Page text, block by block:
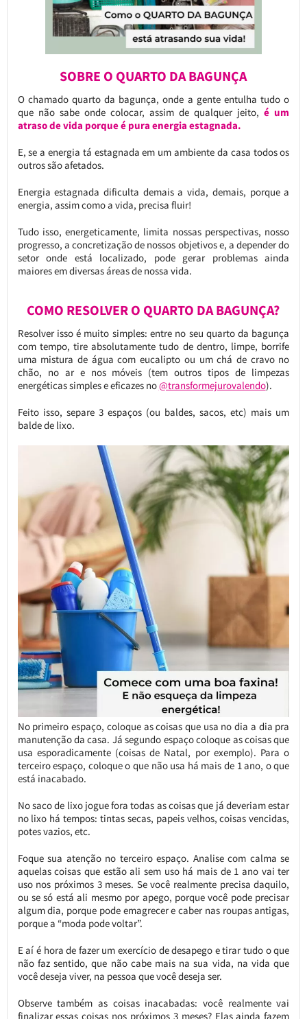
SOBRE O QUARTO DA BAGUNÇA
O chamado quarto da bagunça, onde a gente entulha tudo o
que não sabe onde colocar, assim de qualquer jeito, é um
atraso de vida porqueé pura energia estagnada.
E, se a energia tá estagnada em um ambiente da casa todos os
outros são afetados.
Energia estagnada dificulta demais a vida, demais, porque a
energia, assim como a vida, precisa fluir!
Tudo isso, energeticamente, limita nossas perspectivas, nosso
progresso, a concretização de nossos objetivos e, a depender do
setor onde está localizado, pode gerar problemas ainda
maiores em diversas áreas de nossa vida.
COMO RESOLVER O QUARTO DA BAGUNÇA?
Resolver isso é muito simples: entre no seu quarto da bagunça
com tempo, tire absolutamente tudo de dentro, limpe, borrife
uma mistura de água com eucalipto ou um chá de cravo no
chão, no ar e nos móveis (tem outros tipos de limpezas
energéticas simples e eficazes no@transformejurovalendo).
Feito isso, separe 3 espaços (ou baldes, sacos, etc) mais um
balde de lixo.
No primeiro espaço, coloque as coisas que usa no dia a dia pra
manutenção da casa. Já segundo espaço coloque as coisas que
usa esporadicamente (coisas de Natal, por exemplo). Para o
terceiro espaço, coloque o que não usa há mais de 1 ano, o que
está inacabado.
No saco de lixo jogue fora todas as coisas que já deveriam estar
no lixo há tempos: tintas secas, papeis velhos, coisas vencidas,
potes vazios, etc.
Foque sua atenção no terceiro espaço. Analise com calma se
aquelas coisas que estão ali sem uso há mais de 1 ano vai ter
uso nos próximos 3 meses. Se você realmente precisa daquilo,
ou se só está ali mesmo por apego, porque você pode precisar
algum dia, porque pode emagrecer e caber nas roupas antigas,
porque a “moda pode voltar”.
E aí é hora de fazer um exercício de desapego e tirar tudo o que
não faz sentido, que não cabe mais na sua vida, na vida que
você deseja viver, na pessoa que você deseja ser.
Observe também as coisas inacabadas: você realmente vai
finalizar essas coisas nos próximos 3 meses? Elas ainda fazem